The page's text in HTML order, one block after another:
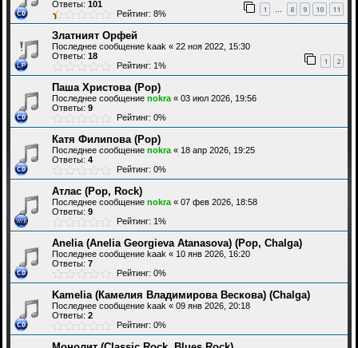
Ответы: 101 1 … 8 9 10 11
Рейтинг: 8%
Златният Орфей
Последнее сообщение kaak « 22 ноя 2022, 15:30
Ответы: 18 1 2
Рейтинг: 1%
Паша Христова (Рор)
Последнее сообщение nokra « 03 июл 2026, 19:56
Ответы: 9
Рейтинг: 0%
Катя Филипова (Pop)
Последнее сообщение nokra « 18 апр 2026, 19:25
Ответы: 4
Рейтинг: 0%
Атлас (Pop, Rock)
Последнее сообщение nokra « 07 фев 2026, 18:58
Ответы: 9
Рейтинг: 1%
Anelia (Anelia Georgieva Atanasova) (Pop, Chalga)
Последнее сообщение kaak « 10 янв 2026, 16:20
Ответы: 7
Рейтинг: 0%
Kamelia (Камелия Владимирова Вескова) (Chalga)
Последнее сообщение kaak « 09 янв 2026, 20:18
Ответы: 2
Рейтинг: 0%